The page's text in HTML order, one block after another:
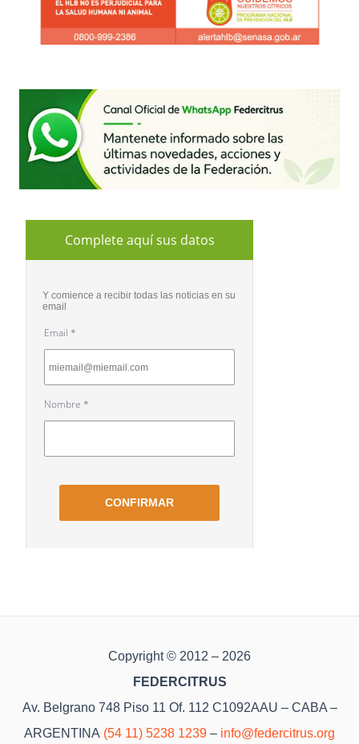
Copyright © 2012 – 2026
FEDERCITRUS
Av. Belgrano 748 Piso 11 Of. 112 C1092AAU – CABA –
ARGENTINA (54 11) 5238 1239 – info@federcitrus.org